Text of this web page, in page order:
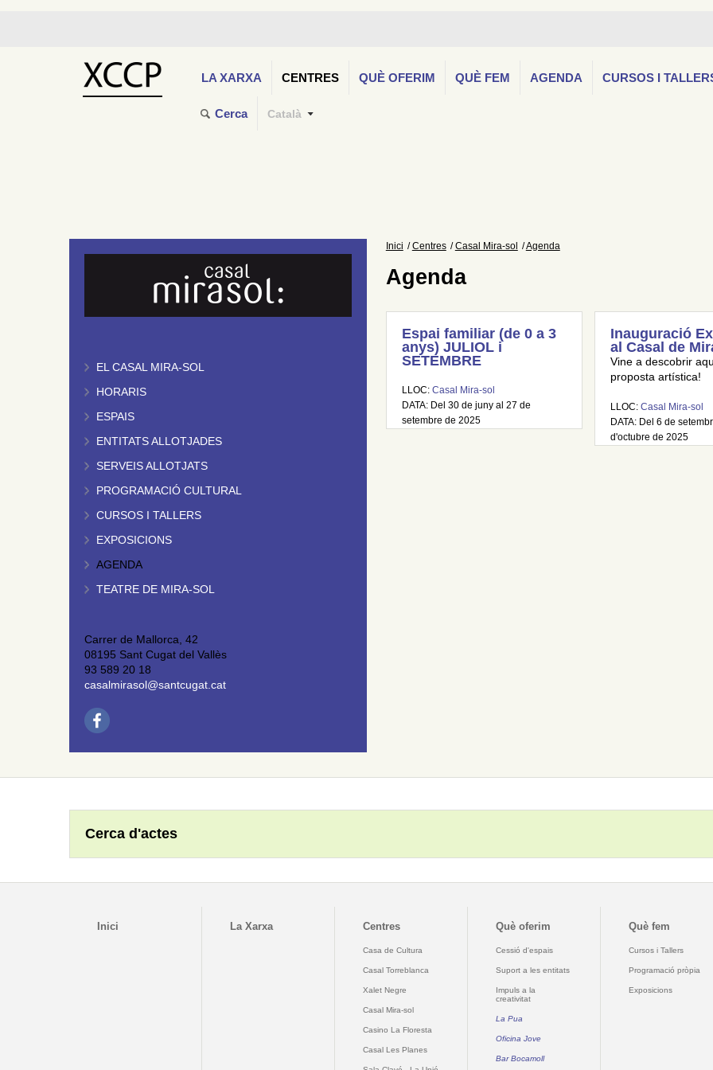
LA XARXA CENTRES QUÈ OFERIM QUÈ FEM AGENDA CURSOS I
Cerca Català
EL CASAL MIRA-SOL
HORARIS
ESPAIS
ENTITATS ALLOTJADES
SERVEIS ALLOTJATS
PROGRAMACIÓ CULTURAL
CURSOS I TALLERS
EXPOSICIONS
AGENDA
TEATRE DE MIRA-SOL
Carrer de Mallorca, 42
08195 Sant Cugat del Vallès
93 589 20 18
casalmirasol@santcugat.cat
Inici Centres Casal Mira-sol Agenda
Agenda
Espai familiar (de 0 a 3
anys) JULIOL i
SETEMBRE
LLOC: Casal Mira-sol
DATA: Del 30 de juny al 27 de
setembre de 2025
Inauguració
al Casal de
Vine a descobrir
proposta artística!
LLOC:Casal Mira-sol
DATA: Del 6 de
d'octubre de 2025
Cerca d'actes
Inici La Xarxa Centres
Casa de Cultura
Casal Torreblanca
Xalet Negre
Casal Mira-sol
Casino La Floresta
Casal Les Planes
Què oferim
Cessió d'espais
Suport a les entitats
Impuls a la
creativitat
La Pua
Oficina Jove
Bar Bocamoll
Què fem
Cursos i Tallers
Programació pròpia
Exposicions